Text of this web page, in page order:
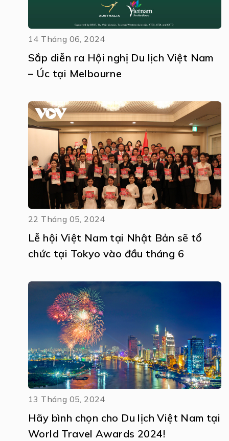
14 Tháng 06, 2024
Sắp diễn ra Hội nghị Du lịch Việt Nam
– Úc tại Melbourne
22 Tháng 05, 2024
Lễ hội Việt Nam tại Nhật Bản sẽ tổ
chức tại Tokyo vào đầu tháng 6
13 Tháng 05, 2024
Hãy bình chọn cho Du lịch Việt Nam tại
World Travel Awards 2024!